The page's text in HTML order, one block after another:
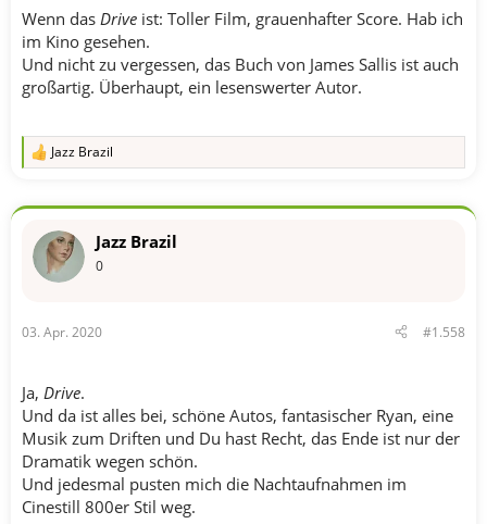
Wenn das Drive ist: Toller Film, grauenhafter Score. Hab ich
im Kino gesehen.
Und nicht zu vergessen, das Buch von James Sallis ist auch
großartig. Überhaupt, ein lesenswerter Autor.
R
k
o
:
Jazz Brazil
Jazz Brazil
0
03. Apr. 2020 #1.558
Ja, Drive.
Und da ist alles bei, schöne Autos, fantasischer Ryan, eine
Musik zum Driften und Du hast Recht, das Ende ist nur der
Dramatik wegen schön.
Und jedesmal pusten mich die Nachtaufnahmen im
Cinestill 800er Stil weg.